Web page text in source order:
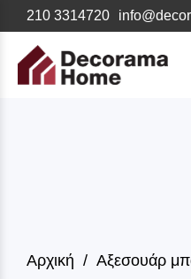
210 3314720
Αρχική Αξεσουάρ